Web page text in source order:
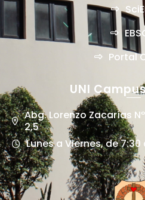
Portal
UNI
Abg. Lorenzo Zacarías
2,5
Lunes a Viernes, de 7:30